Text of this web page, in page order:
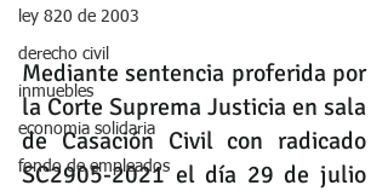
ley 820 de 2003
derecho civil
inmuebles
economia solidaria
fondo de empleados
Mediante sentencia proferida por
la Corte Suprema Justicia en sala
de Casación Civil con radicado
SC2905-2021 el día 29 de julio